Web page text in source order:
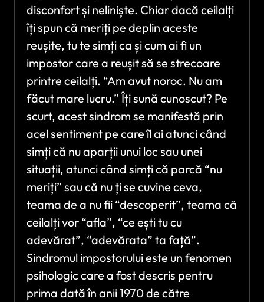
disconfort și neliniște. Chiar dacă ceilalți
îți spun că meriți pe deplin aceste
reușite, tu te simți ca și cum ai fi un
impostor care a reușit să se strecoare
printre ceilalți. “Am avut noroc. Nu am
făcut mare lucru.” Îți sună cunoscut? Pe
scurt, acest sindrom se manifestă prin
acel sentiment pe care îl ai atunci când
simți că nu aparții unui loc sau unei
situații, atunci când simți că parcă “nu
meriți” sau că nu ți se cuvine ceva,
teama de a nu fii “descoperit”, teama că
ceilalți vor “afla”, “ce ești tu cu
adevărat”, “adevărata” ta față”.
Sindromul impostorului este un fenomen
psihologic care a fost descris pentru
prima dată în anii 1970 de către